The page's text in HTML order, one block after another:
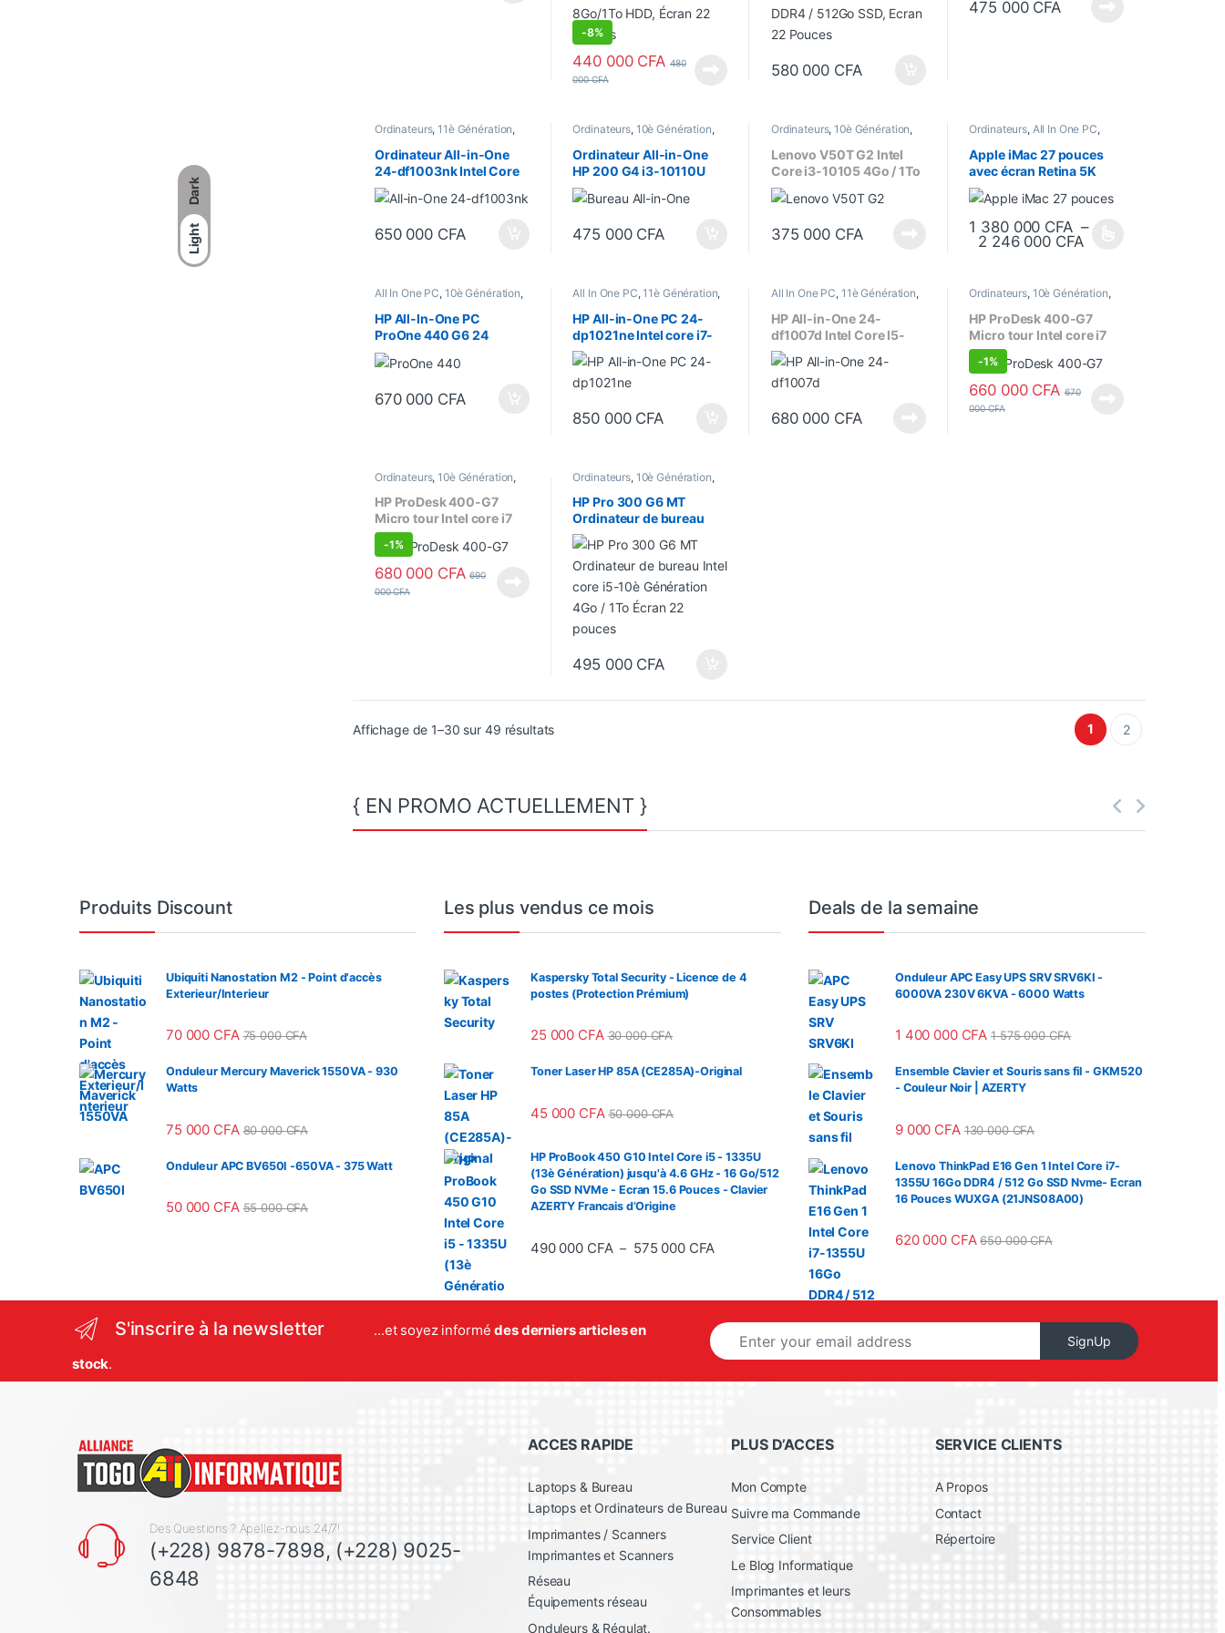
Dark
Light
-8%
440 000 CFA 480
000CFA
580 000 CFA
475 000 CFA
Ordinateurs,11è Génération,
Ecran 24",Processeur Intel
Ordinateur All-in-One
24-df1003nk Intel Core
i5 8Go/1To HDD, 24
Pouces Tactile
650 000 CFA
Ordinateurs, 10è Génération,
Ecran 22",Processeur Intel
Ordinateur All-in-One
HP 200 G4 i3-10110U
4Go/1To HDD, 22 Pouces
(4A2C6EA)
475 000 CFA
Ordinateurs,10è Génération,
Format Tour,Processeur Intel
Lenovo V50T G2 Intel
Core i3-10105 4Go / 1To
HDD –Ecran Lenovo 22
Pouces
375 000 CFA
Ordinateurs, All In One PC,
Macintosh,Processeur Intel
Apple iMac 27 pouces
avec écran Retina 5K
1 380 000 CFA –
2 246 000 CFAPlage de prix : 1
Ce produit a plusieurs variantes. Les
All In One PC, 10è Génération,
Ordinateurs ,Processeur Intel
HP All-In-One PC
ProOne 440 G6 24
Pouces Intel core i5
670 000 CFA
All In One PC,11è Génération,
Ordinateurs ,Processeur Intel
HP All-in-One PC 24-
dp1021ne Intel core i7-
1165G7 8Go/1To HDD
23.8 Pouces FHD IPS
tactile – 4G1M2EA
850 000 CFA
All In One PC, 11è Génération,
Ordinateurs ,Processeur Intel
HP All-in-One 24-
df1007d Intel Core I5-
1135G7 (11th
Génération) 8Go/1To 24
pouces Tactile
680 000 CFA
Ordinateurs, 10è Génération,
Processeur Intel
HP ProDesk 400-G7
Micro tour Intel core i7
4Go/1To HDD, Écran 22
pouces
-1%
660 000 CFA 670
000CFA
Ordinateurs,10è Génération,
Processeur Intel
HP ProDesk 400-G7
Micro tour Intel core i7
8Go/1To HDD, Écran 22
pouces
-1%
680 000 CFA 690
000CFA
Ordinateurs, 10è Génération,
Processeur Intel
HP Pro 300 G6 MT
Ordinateur de bureau
Intel core i5-10è
Génération 4Go / 1To
Écran 22 pouces
495 000 CFA
Affichage de 1–30 sur 49 résultatsTrié du plus récent au plus ancien 1 2
{ EN PROMO ACTUELLEMENT }
Produits Discount
Ubiquiti Nanostation M2 - Point d'accès
Exterieur/Interieur
70 000 CFA 75 000CFA
Onduleur Mercury Maverick 1550VA - 930
Watts
75 000 CFA 80 000CFA
Onduleur APC BV650I -650VA - 375 Watt
50 000 CFA 55 000CFA
Les plus vendus ce mois
Kaspersky Total Security - Licence de 4
postes (Protection Prémium)
25 000 CFA 30 000CFA
Toner Laser HP 85A (CE285A)-Original
45 000 CFA 50 000CFA
HP ProBook 450 G10 Intel Core i5 - 1335U
(13è Génération) jusqu'à 4.6 GHz - 16 Go/512
Go SSD NVMe - Ecran 15.6 Pouces - Clavier
AZERTY Francais d’Origine
490 000 CFA – 575 000 CFA Plage de prix : 490 000 CFA à 575 000 CFA
Deals de la semaine
Onduleur APC Easy UPS SRV SRV6KI -
6000VA 230V 6KVA - 6000 Watts
1 400 000 CFA 1 575 000CFA
Ensemble Clavier et Souris sans fil - GKM520
- Couleur Noir | AZERTY
9 000 CFA 130 000CFA
Lenovo ThinkPad E16 Gen 1 Intel Core i7-
1355U 16Go DDR4 / 512 Go SSD Nvme- Ecran
16 Pouces WUXGA (21JNS08A00)
620 000 CFA 650 000CFA
S'inscrire à la newsletter ...et soyez informédes derniers articles en
stock.
E
m
i
SignUp
Des Questions ? Apellez-nous 24/7!
(+228) 9878-7898, (+228) 9025-
6848
ACCES RAPIDE
Laptops & Bureau
Laptops et Ordinateurs de Bureau
Imprimantes / Scanners
Imprimantes et Scanners
Réseau
Équipements réseau
Onduleurs & Régulat.
PLUS D’ACCES
Mon Compte
Suivre ma Commande
Service Client
Le Blog Informatique
Imprimantes et leurs
Consommables
SERVICE CLIENTS
A Propos
Contact
Répertoire